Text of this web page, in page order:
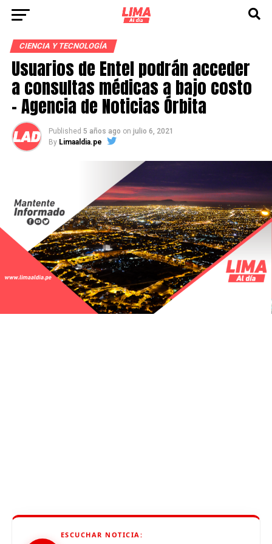
CIENCIA Y TECNOLOGÍA
Usuarios de Entel podrán acceder
a consultas médicas a bajo costo
– Agencia de Noticias Órbita
Published 5 años ago on julio 6, 2021
By Limaaldia.pe
ESCUCHAR NOTICIA: